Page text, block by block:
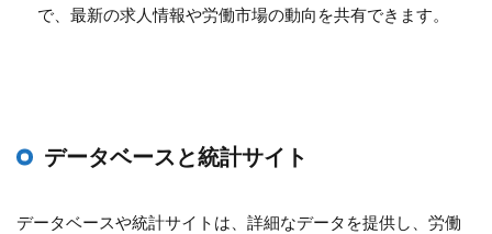
で、最新の求人情報や労働市場の動向を共有できます。
データベースと統計サイト
データベースや統計サイトは、詳細なデータを提供し、労働